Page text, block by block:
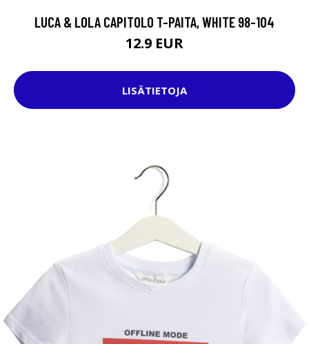
LUCA & LOLA CAPITOLO T-PAITA, WHITE 98-104
12.9 EUR
LISÄTIETOJA